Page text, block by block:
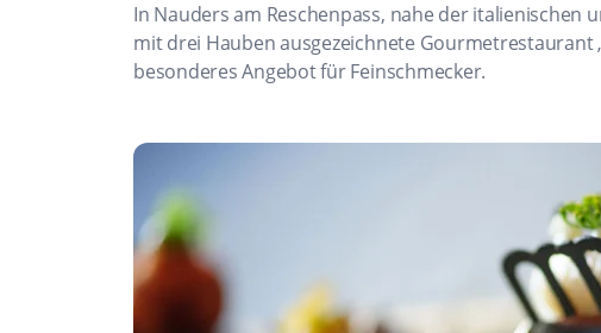
In Nauders am Reschenpass, nahe der italienischen
mit drei Hauben ausgezeichnete Gourmetrestaurant
besonderes Angebot für Feinschmecker.